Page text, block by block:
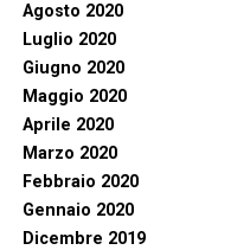
Agosto 2020
Luglio 2020
Giugno 2020
Maggio 2020
Aprile 2020
Marzo 2020
Febbraio 2020
Gennaio 2020
Dicembre 2019